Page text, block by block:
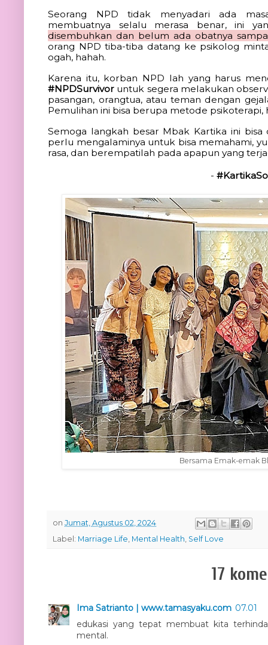
Seorang NPD tidak menyadari ada
membuatnya selalu merasa benar, ini
disembuhkan dan belum ada obatnya
orang NPD tiba-tiba datang ke psikolog
ogah, hahah.
Karena itu, korban NPD lah yang harus
#NPDSurvivor untuk segera melakukan
pasangan, orangtua, atau teman dengan
Pemulihan ini bisa berupa metode
Semoga langkah besar Mbak Kartika ini
perlu mengalaminya untuk bisa memahami,
rasa, dan berempatilah pada apapun yang
-
Bersama Emak-emak
on Jumat, Agustus 02, 2024
Label: Marriage Life Mental Health Self Love
17
Ima Satrianto | www.tamasyaku.com 07.01
edukasi yang tepat membuat kita
mental.